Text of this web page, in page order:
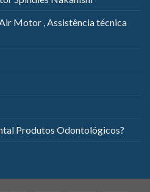
Motor , Assistência técnica
Produtos Odontológicos?